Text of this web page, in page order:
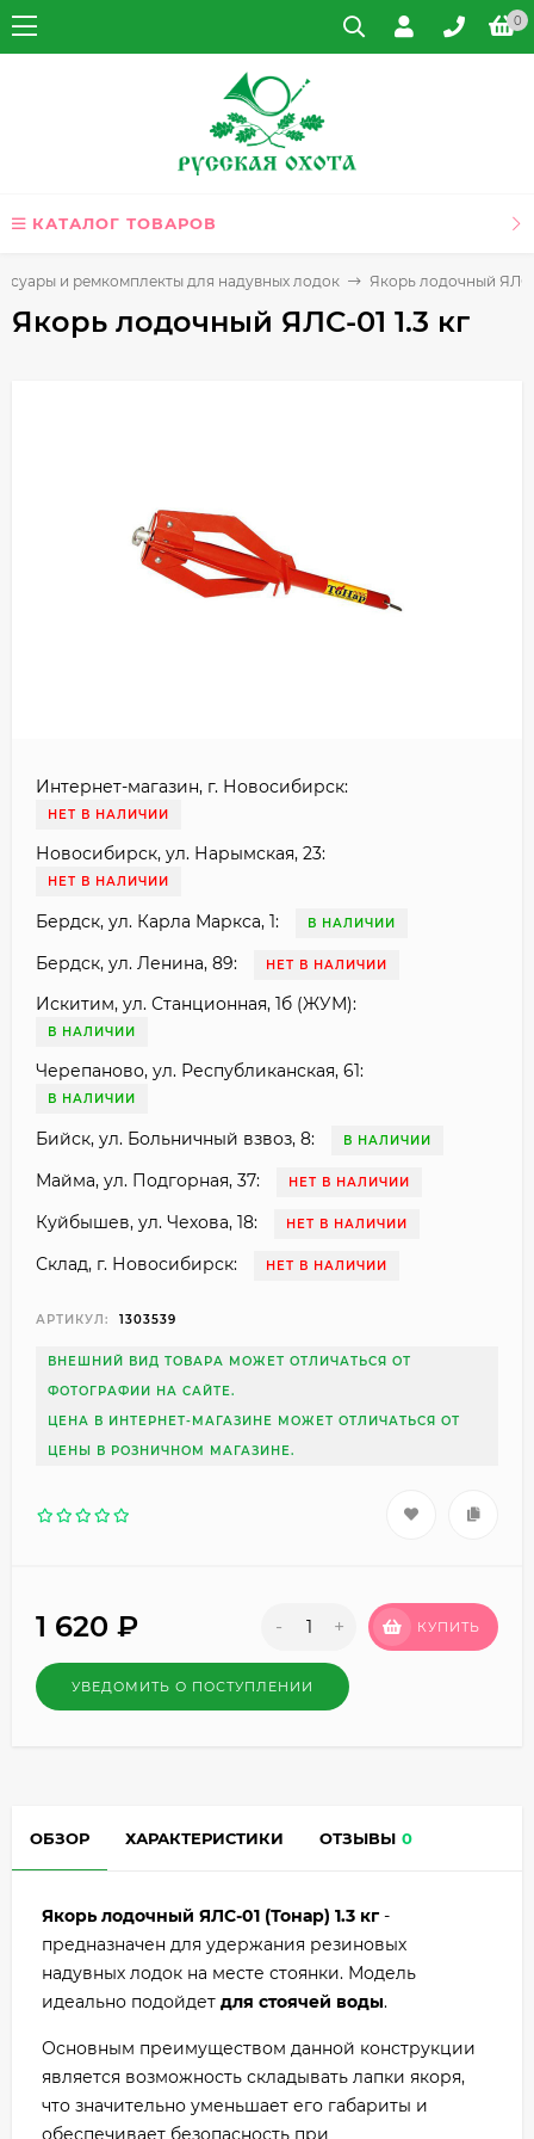
0
КАТАЛОГ ТОВАРОВ
и ремкомплекты для надувных лодок Якорь лодочный ЯЛС-
Якорь лодочный ЯЛС-01 1.3 кг
Интернет-магазин, г. Новосибирск:
НЕТ В НАЛИЧИИ
Новосибирск, ул. Нарымская, 23:
НЕТ В НАЛИЧИИ
Бердск, ул. Карла Маркса, 1: В НАЛИЧИИ
Бердск, ул. Ленина, 89: НЕТ В НАЛИЧИИ
Искитим, ул. Станционная, 1б (ЖУМ):
В НАЛИЧИИ
Черепаново, ул. Республиканская, 61:
В НАЛИЧИИ
Бийск, ул. Больничный взвоз, 8: В НАЛИЧИИ
Майма, ул. Подгорная, 37: НЕТ В НАЛИЧИИ
Куйбышев, ул. Чехова, 18: НЕТ В НАЛИЧИИ
Склад, г. Новосибирск: НЕТ В НАЛИЧИИ
АРТИКУЛ: 1303539
ВНЕШНИЙ ВИД ТОВАРА МОЖЕТ ОТЛИЧАТЬСЯ ОТ
ФОТОГРАФИИ НА САЙТЕ.
ЦЕНА В ИНТЕРНЕТ-МАГАЗИНЕ МОЖЕТ ОТЛИЧАТЬСЯ ОТ
ЦЕНЫ В РОЗНИЧНОМ МАГАЗИНЕ.
1 620 ₽ - + КУПИТЬ
УВЕДОМИТЬ О ПОСТУПЛЕНИИ
ОБЗОР ХАРАКТЕРИСТИКИ ОТЗЫВЫ 0
Якорь лодочный ЯЛС-01 (Тонар) 1.3 кг -
предназначен для удержания резиновых
надувных лодок на месте стоянки. Модель
идеально подойдет для стоячей воды.
Основным преимуществом данной конструкции
является возможность складывать лапки якоря,
что значительно уменьшает его габариты и
обеспечивает безопасность при